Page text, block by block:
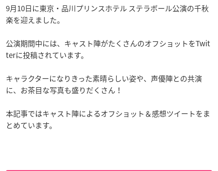
9月10日に東京・品川プリンスホテル ステラボール公演の千秋
楽を迎えました。
公演期間中には、キャスト陣がたくさんのオフショットをTwit
terに投稿されています。
キャラクターになりきった素晴らしい姿や、声優陣との共演
に、お茶目な写真も盛りだくさん！
本記事ではキャスト陣によるオフショット＆感想ツイートをま
とめています。